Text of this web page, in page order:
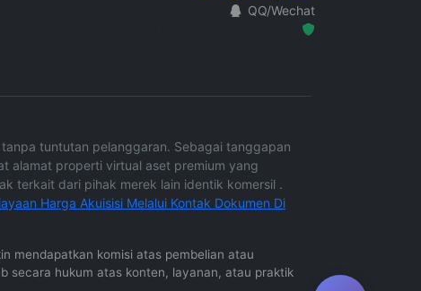
QQ/Wechat
tuntutan pelanggaran. Sebagai tanggapan
alamat properti virtual aset premium yang
terkait dari pihak merek lain identik komersil .
Harga Akuisisi Melalui Kontak Dokumen Di
mendapatkan komisi atas pembelian atau
secara hukum atas konten, layanan, atau praktik